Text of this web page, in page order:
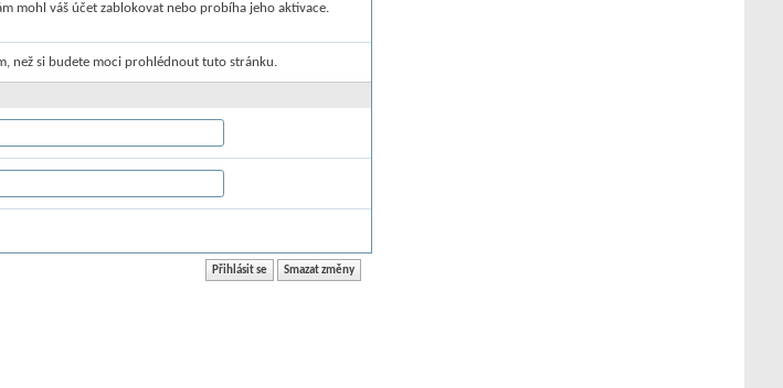
mohl váš účet zablokovat nebo probíha jeho aktivace.
než si budete moci prohlédnout tuto stránku.